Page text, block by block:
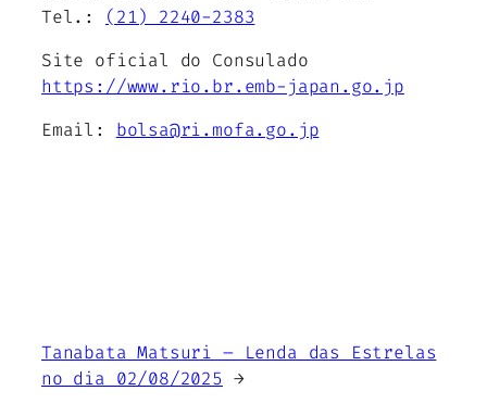
Tel.: (21) 2240-2383
Site oficial do Consulado
https://www.rio.br.emb-japan.go.jp
Email: bolsa@ri.mofa.go.jp
Tanabata Matsuri – Lenda das Estrelas
no dia 02/08/2025 →